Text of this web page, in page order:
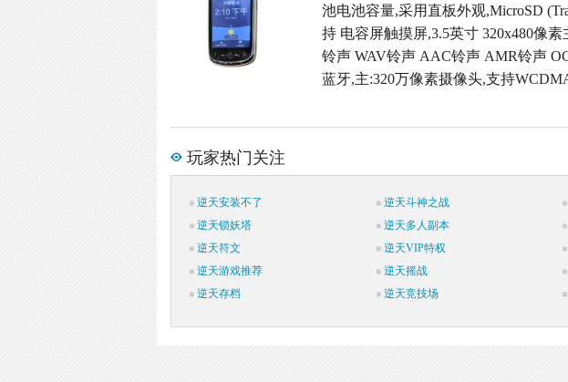
池电池容量,采用直板外观,MicroSD
持 电容屏触摸屏,3.5英寸 320x480像
铃声 WAV铃声 AAC铃声 AMR铃声
蓝牙,主:320万像素摄像头,支持
玩家热门关注
逆天安装不了 逆天斗神之战
逆天锁妖塔
逆天多人副本
逆天符文
逆天VIP特权
逆天游戏推荐
逆天摇战
逆天存档
逆天竞技场